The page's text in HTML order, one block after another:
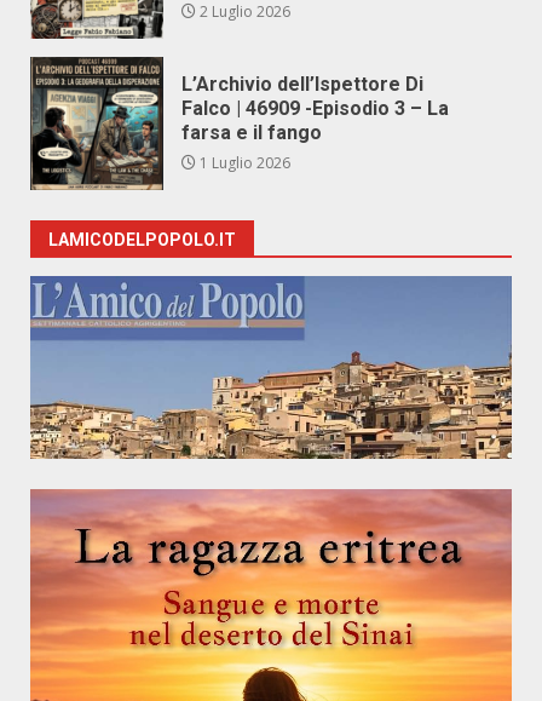
2 Luglio 2026
L’Archivio dell’Ispettore Di
Falco | 46909 -Episodio 3 – La
farsa e il fango
1 Luglio 2026
LAMICODELPOPOLO.IT